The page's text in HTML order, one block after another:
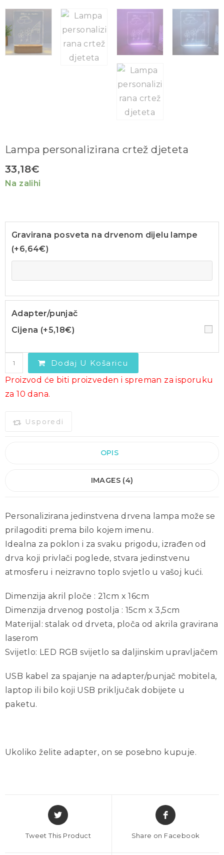
Lampa personalizirana crtež djeteta
33,18€
Na zalihi
Gravirana posveta na drvenom dijelu lampe
(+6,64€)
Adapter/punjač
Cijena (+5,18€)
Dodaj U Košaricu
Proizvod će biti proizveden i spreman za isporuku
za 10 dana.
Usporedi
OPIS
IMAGES (4)
Personalizirana jedinstvena drvena lampa može se
prilagoditi prema bilo kojem imenu.
Idealna za poklon i za svaku prigodu, izrađen od
drva koji privlači poglede, stvara jedinstvenu
atmosferu i neizravno toplo svjetlo u vašoj kući.
Dimenzija akril ploče : 21cm x 16cm
Dimenzija drvenog postolja : 15cm x 3,5cm
Materijal: stalak od drveta, ploča od akrila gravirana
laserom
Svijetlo: LED RGB svijetlo sa daljinskim upravljačem
USB kabel za spajanje na adapter/punjač mobitela,
laptop ili bilo koji USB priključak dobijete u
paketu.
Ukoliko želite adapter, on se posebno kupuje.
Tweet This Product Share on Facebook